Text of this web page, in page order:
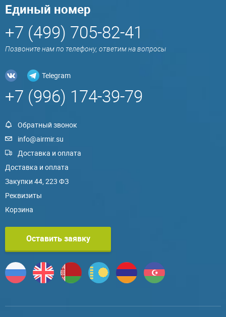
Единый номер
+7 (499) 705-82-41
Позвоните нам по телефону, ответим на вопросы
Telegram
+7 (996) 174-39-79
Обратный звонок
info@airmir.su
Доставка и оплата
Доставка и оплата
Закупки 44, 223 ФЗ
Реквизиты
Корзина
Оставить заявку